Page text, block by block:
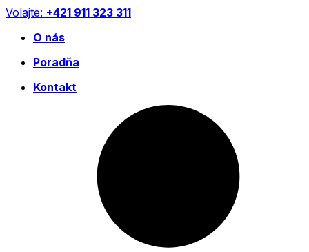
Preskočiť
obsah
Volajte: +421 911 323 311
O nás
Poradňa
Kontakt